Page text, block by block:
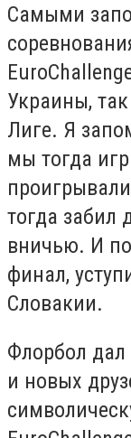
Самыми
Украины,
Лиге. Я
мы тогда
тогда забил
вничью. И
финал,
Словакии.
Флорбол дал
и новых